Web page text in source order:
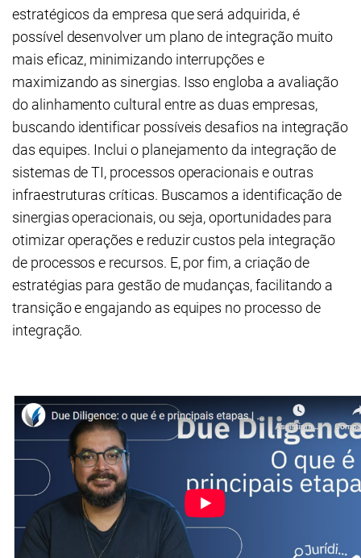
estratégicos da empresa que será adquirida, é
possível desenvolver um plano de integração muito
mais eficaz, minimizando interrupções e
maximizando as sinergias. Isso engloba a avaliação
do alinhamento cultural entre as duas empresas,
buscando identificar possíveis desafios na integração
das equipes. Inclui o planejamento da integração de
sistemas de TI, processos operacionais e outras
infraestruturas críticas. Buscamos a identificação de
sinergias operacionais, ou seja, oportunidades para
otimizar operações e reduzir custos pela integração
de processos e recursos. E, por fim, a criação de
estratégias para gestão de mudanças, facilitando a
transição e engajando as equipes no processo de
integração.